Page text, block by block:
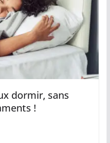
dormir, sans
!